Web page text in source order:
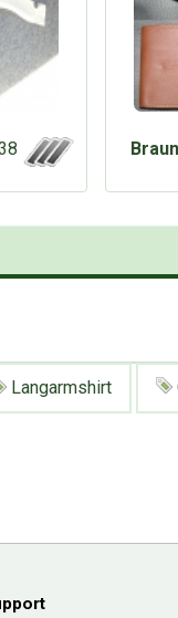
Langarmshirt